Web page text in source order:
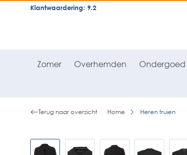
general.skipToNavigation
Klantwaardering: 9.2
Zomer Overhemden Ondergoed
Terug naar overzicht Home Heren truien